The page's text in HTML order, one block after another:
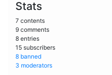
Stats
7 contents
9 comments
8 entries
15 subscribers
8 banned
3 moderators